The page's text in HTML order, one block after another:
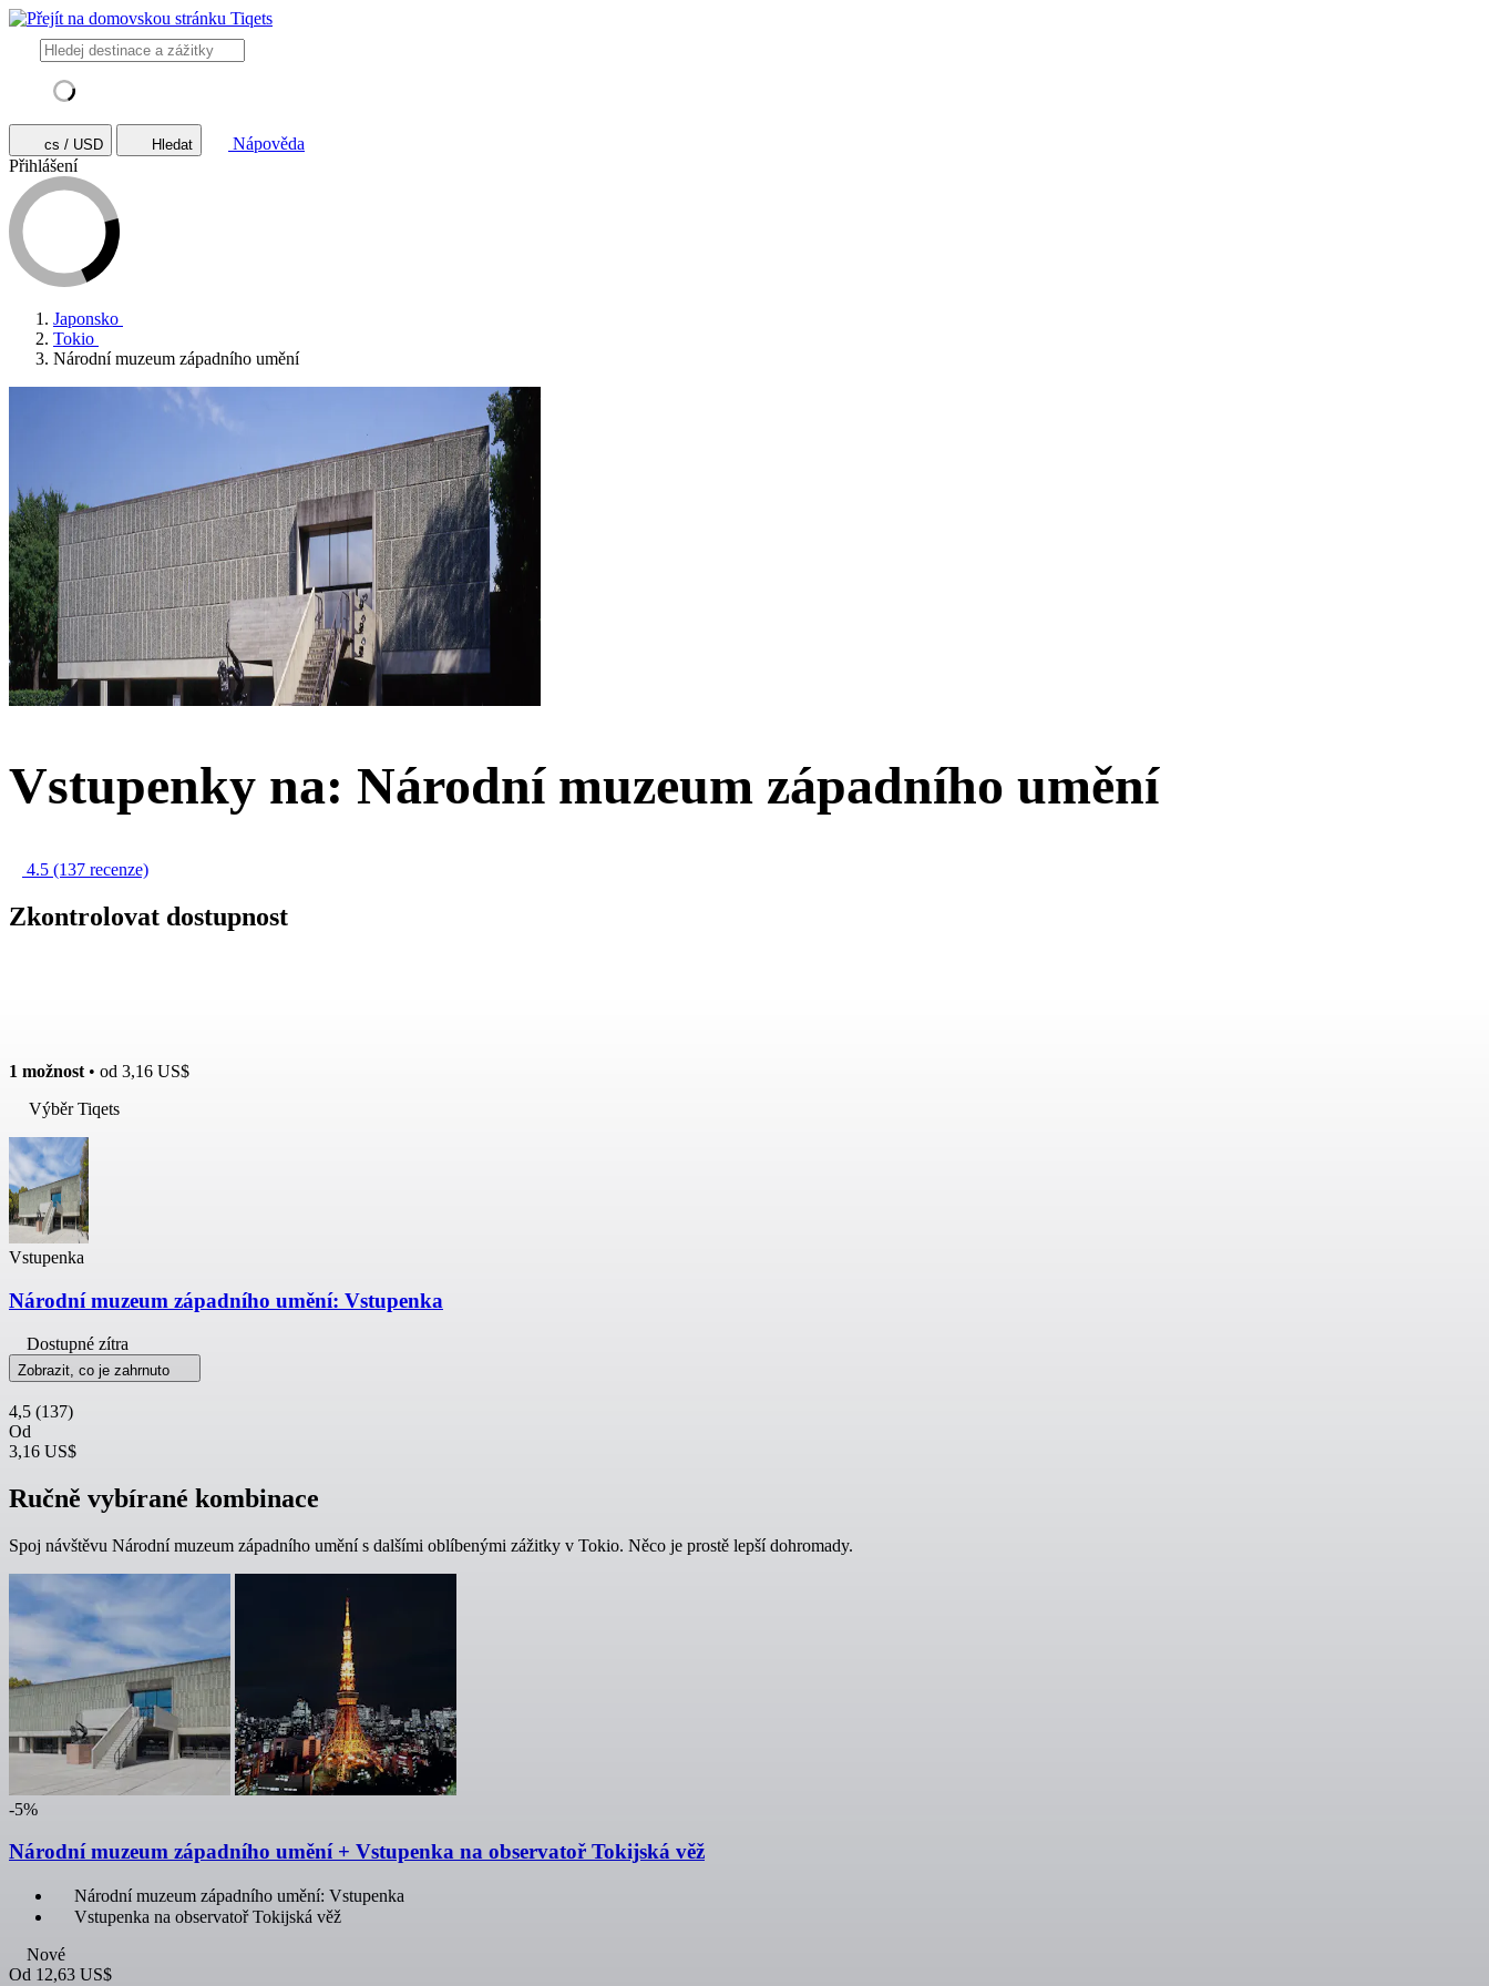
cs / USD Hledat
Nápověda
Přihlášení
Japonsko
Tokio
Národní muzeum západního umění
Vstupenky na: Národní muzeum západního umění
4.5 (137 recenze)
Zkontrolovat dostupnost
1 možnost• od 3,16 US$
Výběr Tiqets
Vstupenka
Národní muzeum západního umění: Vstupenka
Dostupné zítra
Zobrazit, co je zahrnuto
4,5 (137)
Od
3,16 US$
Ručně vybírané kombinace
Spoj návštěvu Národní muzeum západního umění s dalšími oblíbenými zážitky v Tokio. Něco je prostě lepší dohromady.
-5%
Národní muzeum západního umění + Vstupenka na observatoř Tokijská věž
Národní muzeum západního umění: Vstupenka
Vstupenka na observatoř Tokijská věž
Nové
Od 12,63 US$